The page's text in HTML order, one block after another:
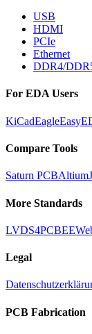
USB
HDMI
PCIe
Ethernet
DDR4/
For EDA Users
KiCadEagle
Compare Tools
Saturn PCBAltium
More Standards
LVDS4PCB
Legal
PCB Fabrication